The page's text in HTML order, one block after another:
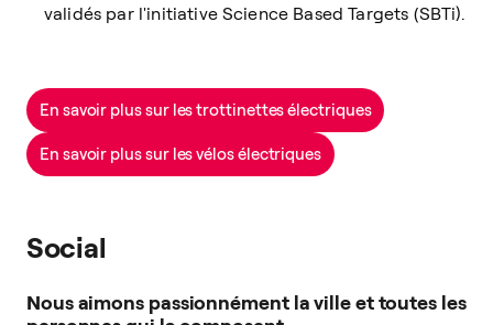
validés par l'initiative Science Based Targets (SBTi).
En savoir plus sur les trottinettes électriques
En savoir plus sur les vélos électriques
Social
Nous aimons passionnément la ville et toutes les